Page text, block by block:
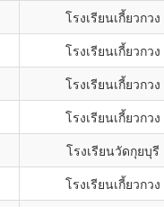
โรงเรียนเกี้ยวกวง
โรงเรียนเกี้ยวกวง
โรงเรียนเกี้ยวกวง
โรงเรียนเกี้ยวกวง
โรงเรียนวัดกุยบุรี
โรงเรียนเกี้ยวกวง